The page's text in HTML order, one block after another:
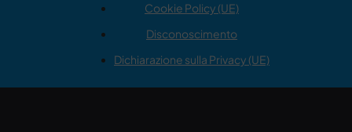
Cookie Policy (UE)
Disconoscimento
Dichiarazione sulla Privacy (UE)